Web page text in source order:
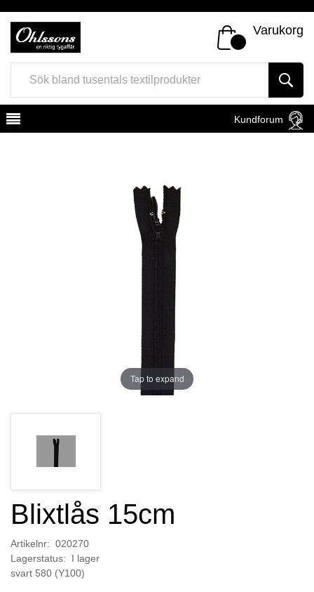
Varukorg
Kundforum
Tap to expand
Blixtlås 15cm
Artikelnr: 020270
Lagerstatus: I lager
svart 580 (Y100)